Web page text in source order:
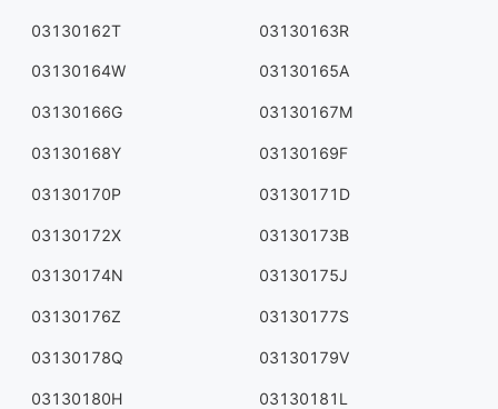
03130162T 03130163R
03130164W 03130165A
03130166G 03130167M
03130168Y 03130169F
03130170P 03130171D
03130172X 03130173B
03130174N 03130175J
03130176Z 03130177S
03130178Q 03130179V
03130180H 03130181L